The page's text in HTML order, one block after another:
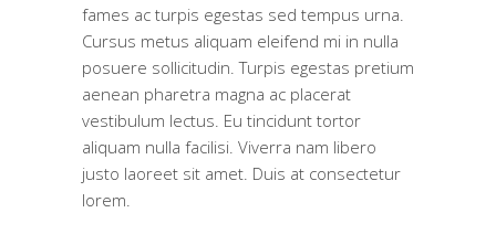
fames ac turpis egestas sed tempus urna.
Cursus metus aliquam eleifend mi in nulla
posuere sollicitudin. Turpis egestas pretium
aenean pharetra magna ac placerat
vestibulum lectus. Eu tincidunt tortor
aliquam nulla facilisi. Viverra nam libero
justo laoreet sit amet. Duis at consectetur
lorem.